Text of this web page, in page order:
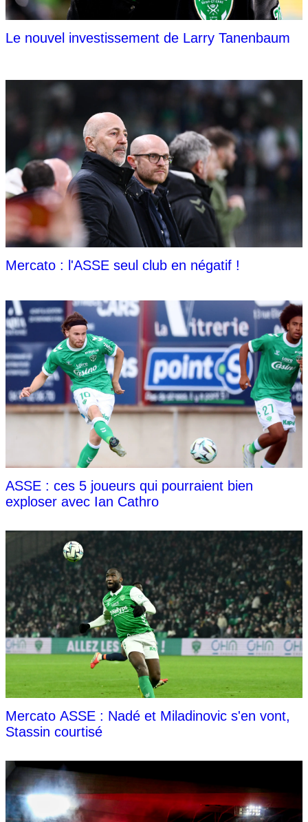
Le nouvel investissement de Larry Tanenbaum
Mercato : l'ASSE seul club en négatif !
ASSE : ces 5 joueurs qui pourraient bien
exploser avec Ian Cathro
Mercato ASSE : Nadé et Miladinovic s'en vont,
Stassin courtisé